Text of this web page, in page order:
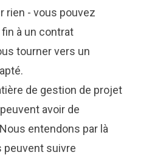
rien - vous pouvez
à un contrat
tourner vers un
de gestion de projet
avoir de
entendons par là
peuvent suivre